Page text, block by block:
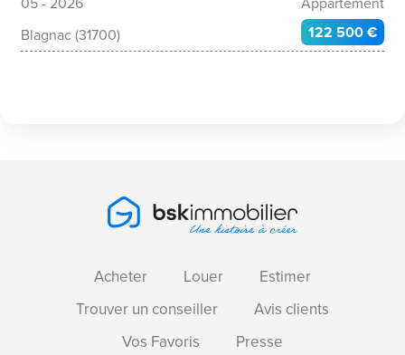
Blagnac (31700)
122 500 €
Acheter Louer
Estimer
Trouver un conseiller
Avis clients
Vos Favoris
Presse